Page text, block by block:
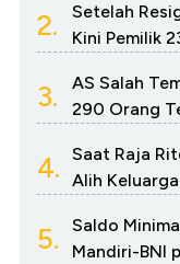
2.
Setelah
Kini Pemilik
3.
AS Salah
290 Orang
4.
Saat Raja
Alih
5.
Saldo
Mandiri-BNI